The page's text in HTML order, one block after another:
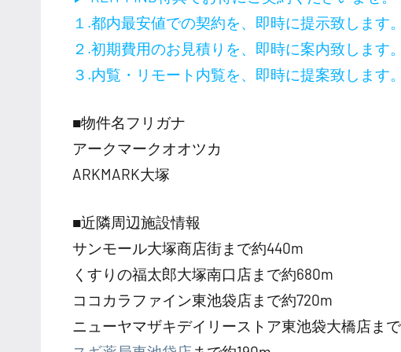
１.都内最安値での契約を、即時に提示致します。
２.初期費用のお見積りを、即時に案内致します。
３.内覧・リモート内覧を、即時に提案致します。
■物件名フリガナ
アークマークオオツカ
ARKMARK大塚
■近隣周辺施設情報
サンモール大塚商店街まで約440m
くすりの福太郎大塚南口店まで約680m
ココカラファイン東池袋店まで約720m
ニューヤマザキデイリーストア東池袋大橋店ま